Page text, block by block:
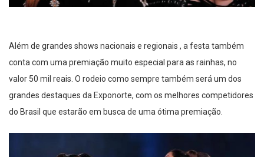
Além de grandes shows nacionais e regionais , a festa também
conta com uma premiação muito especial para as rainhas, no
valor 50 mil reais. O rodeio como sempre também será um dos
grandes destaques da Exponorte, com os melhores competidores
do Brasil que estarão em busca de uma ótima premiação.